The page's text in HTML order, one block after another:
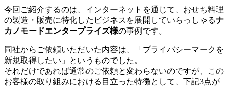
今回ご紹介するのは、インターネットを通じて、おせち料理
の製造・販売に特化したビジネスを展開していらっしゃるナ
カノモードエンタープライズ様の事例です。
同社からご依頼いただいた内容は、「プライバシーマークを
新規取得したい」というものでした。
それだけであれば通常のご依頼と変わらないのですが、この
お客様の取り組みにおける目立った特徴として、下記3点が